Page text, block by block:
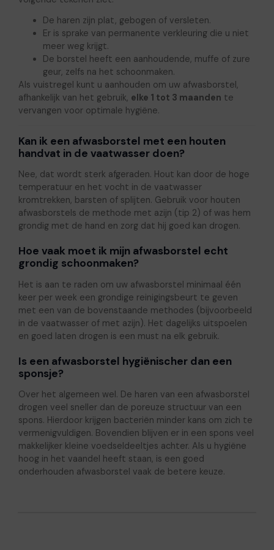
De haren zijn plat, gebogen of versleten.
Er is sprake van permanente verkleuring die u niet
meer weg krijgt.
De borstel heeft een aanhoudende, muffe of zure
geur, zelfs na het schoonmaken.
Als vuistregel kunt u aanhouden om uw afwasborstel,
afhankelijk van het gebruik, elke 1 tot 3 maanden te
vervangen voor optimale hygiëne.
Kan ik een afwasborstel met een houten
handvat in de vaatwasser doen?
Nee, dat wordt sterk afgeraden. Hout kan door de hoge
temperatuur en het vocht in de vaatwasser
kromtrekken, barsten of splijten. Gebruik voor houten
afwasborstels de methode met azijn (tip 2) of was hem
grondig met de hand en zorg dat hij goed kan drogen.
Hoe vaak moet ik mijn afwasborstel echt
grondig schoonmaken?
Het is aan te raden om uw afwasborstel minimaal één
keer per week een grondige reinigingsbeurt te geven
met een van de bovenstaande methodes (bijvoorbeeld
in de vaatwasser of met azijn). Het dagelijks uitspoelen
en goed laten drogen is een must na elk gebruik.
Is een afwasborstel hygiënischer dan een
sponsje?
Over het algemeen wel. De haren van een afwasborstel
drogen veel sneller dan de poreuze structuur van een
spons. Hierdoor krijgen bacteriën minder kans om zich te
vermenigvuldigen. Bovendien blijven er in een spons veel
makkelijker kleine voedseldeeltjes achter. Als u hygiëne
hoog in het vaandel heeft staan, is een goed
onderhouden afwasborstel vaak de betere keuze.